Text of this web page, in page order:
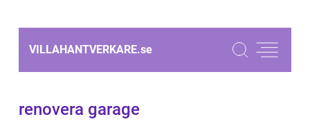
VILLAHANTVERKARE.se
renovera garage